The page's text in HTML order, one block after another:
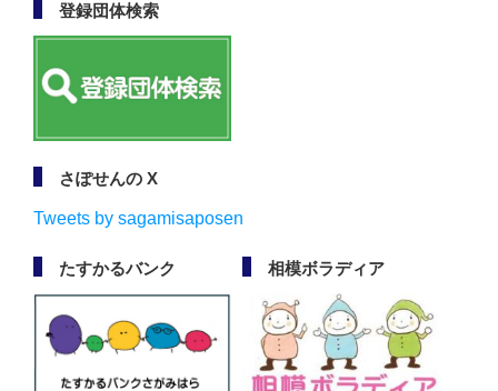
登録団体検索
さぽせんの X
Tweets by sagamisaposen
たすかるバンク 相模ボラディア